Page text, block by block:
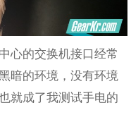
心的交换机接口经常
暗的环境，没有环境
就成了我测试手电的